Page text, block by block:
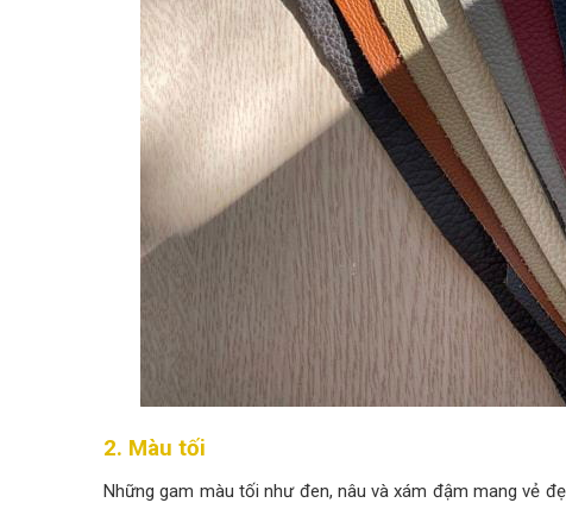
2. Màu tối
Những gam màu tối như đen, nâu và xám đậm mang vẻ